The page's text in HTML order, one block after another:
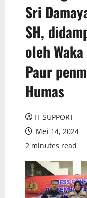
Sri
SH,
oleh
Paur
Humas
IT SUPPORT
Mei 14, 2024
2 minutes read